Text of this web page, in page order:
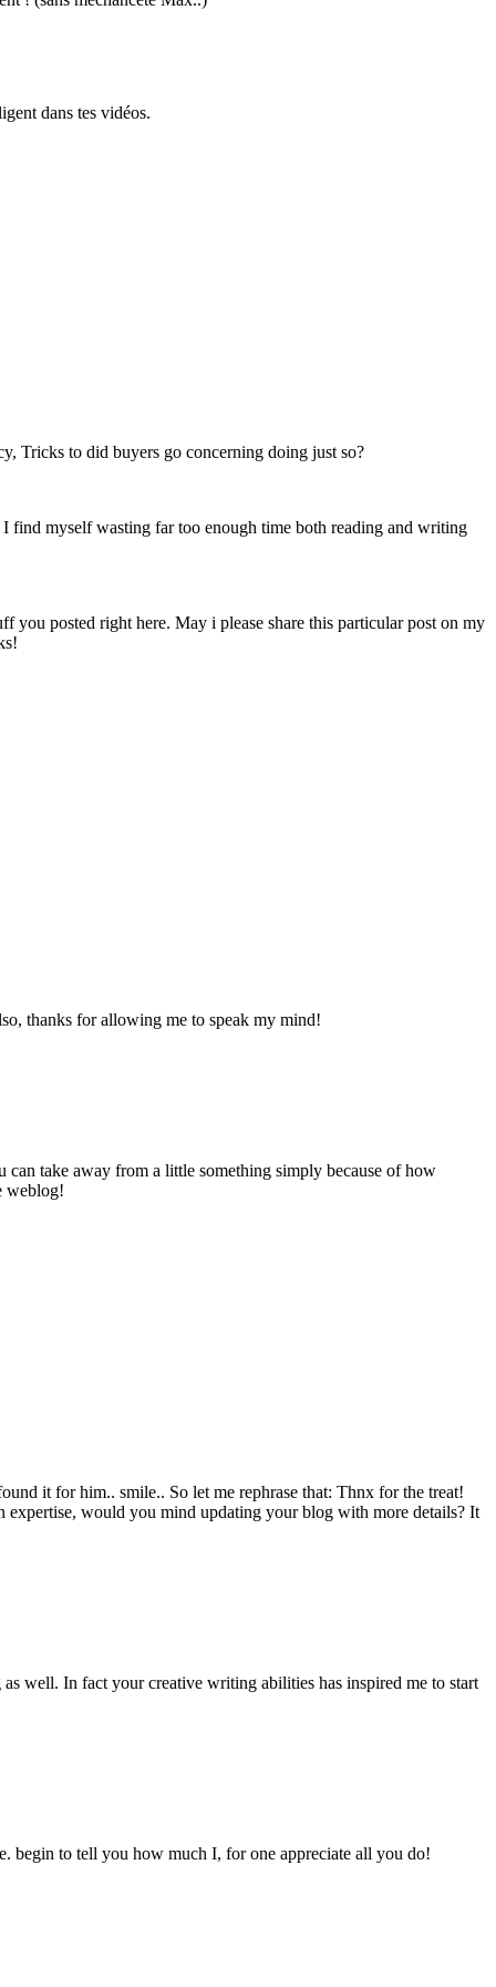
dans tes vidéos.
Tricks to did buyers go concerning doing just so?
find myself wasting far too enough time both reading and writing
you posted right here. May i please share this particular post on my
thanks for allowing me to speak my mind!
take away from a little something simply because of how
weblog!
it for him.. smile.. So let me rephrase that: Thnx for the treat!
would you mind updating your blog with more details? It
well. In fact your creative writing abilities has inspired me to start
begin to tell you how much I, for one appreciate all you do!